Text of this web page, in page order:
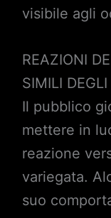
visibile agli
REAZIONI
SIMILI
Il pubblico
mettere in
reazione
variegata.
suo